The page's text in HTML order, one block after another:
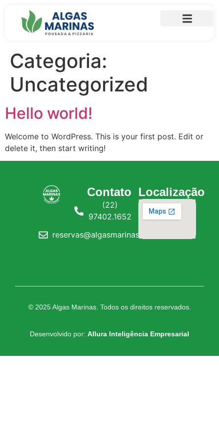
Categoria:
Uncategorized
Hello world!
Welcome to WordPress. This is your first post. Edit or
delete it, then start writing!
Contato
(22)
97402.1652
reservas@algasmarinas.com.br
Localização
© 2025 Algas Marinas. Todos os direitos reservados.
Desenvolvido por: Allura Inteligência Empresarial